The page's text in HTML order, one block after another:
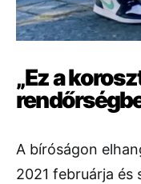
„Ez a
A bíróságon
2021 februárja